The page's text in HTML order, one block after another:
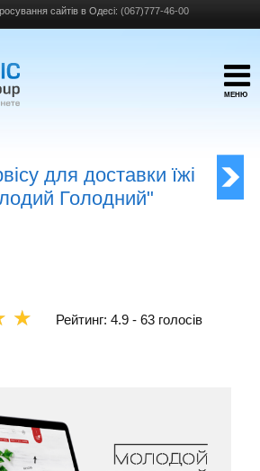
сайтів в Одесі: (067)777-46-00
МЕНЮ
для доставки їжі
Голодний"
☆ Рейтинг: 4.9 -63 голосів